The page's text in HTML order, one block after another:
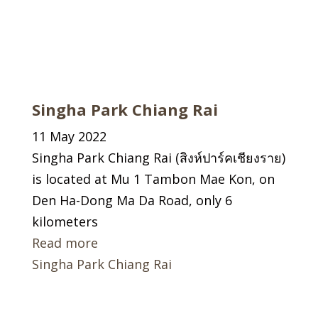
Singha Park Chiang Rai
11 May 2022
Singha Park Chiang Rai (สิงห์ปาร์คเชียงราย)
is located at Mu 1 Tambon Mae Kon, on
Den Ha-Dong Ma Da Road, only 6
kilometers
Read more
Singha Park Chiang Rai